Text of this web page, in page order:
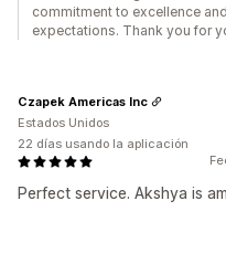
commitment to excellence
expectations. Thank you for
Perfect service. Akshya is
Czapek Americas Inc
Estados Unidos
22 días usando la aplicación